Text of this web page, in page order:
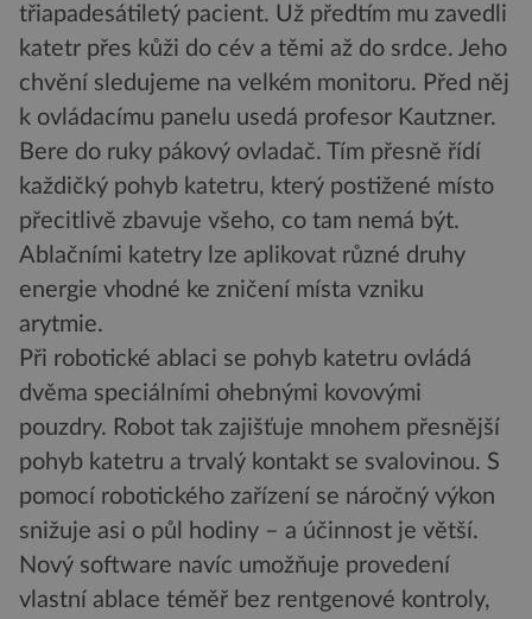
třiapadesátiletý pacient. Už předtím mu zavedli
katetr přes kůži do cév a těmi až do srdce. Jeho
chvění sledujeme na velkém monitoru. Před něj
k ovládacímu panelu usedá profesor Kautzner.
Bere do ruky pákový ovladač. Tím přesně řídí
každičký pohyb katetru, který postižené místo
přecitlivě zbavuje všeho, co tam nemá být.
Ablačními katetry lze aplikovat různé druhy
energie vhodné ke zničení místa vzniku
arytmie.
Při robotické ablaci se pohyb katetru ovládá
dvěma speciálními ohebnými kovovými
pouzdry. Robot tak zajišťuje mnohem přesnější
pohyb katetru a trvalý kontakt se svalovinou. S
pomocí robotického zařízení se náročný výkon
snižuje asi o půl hodiny – a účinnost je větší.
Nový software navíc umožňuje provedení
vlastní ablace téměř bez rentgenové kontroly,